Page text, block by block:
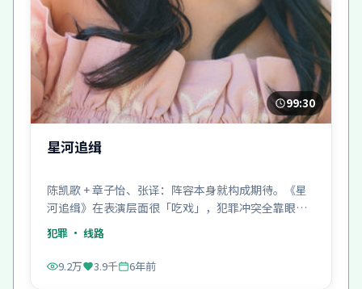
99:30
星河追缉
陈凯歌 + 章子怡、张译：阵容本身就构成期待。《星
河追缉》在表演层面很「吃戏」，犯罪冲突全靠眼神
顶住。
犯罪 · 线路
9.2万 3.9千 6年前